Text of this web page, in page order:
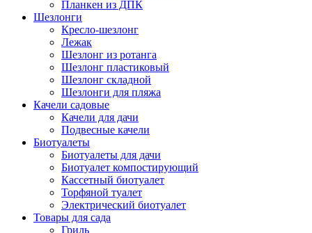
Планкен из ДПК
Шезлонги
Кресло-шезлонг
Лежак
Шезлонг из ротанга
Шезлонг пластиковый
Шезлонг складной
Шезлонги для пляжа
Качели садовые
Качели для дачи
Подвесные качели
Биотуалеты
Биотуалеты для дачи
Биотуалет компостирующий
Кассетный биотуалет
Торфяной туалет
Электрический биотуалет
Товары для сада
Гриль